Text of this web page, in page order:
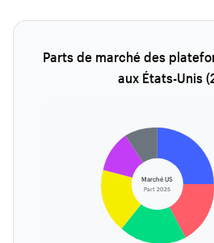
Parts de marché des
aux États-Unis
Marché US
Part 2025